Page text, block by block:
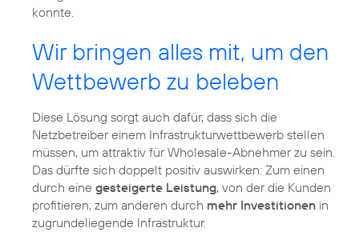
konnte.
Wir bringen alles mit, um den
Wettbewerb zu beleben
Diese Lösung sorgt auch dafür, dass sich die
Netzbetreiber einem Infrastrukturwettbewerb stellen
müssen, um attraktiv für Wholesale-Abnehmer zu sein.
Das dürfte sich doppelt positiv auswirken: Zum einen
durch eine gesteigerte Leistung, von der die Kunden
profitieren; zum anderen durch mehr Investitionen in
zugrundeliegende Infrastruktur.